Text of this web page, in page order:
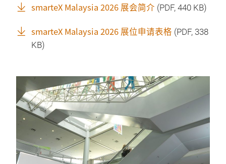
smarteX Malaysia 2026 展会简介 (PDF, 440 KB)
smarteX Malaysia 2026 展位申请表格 (PDF, 338
KB)